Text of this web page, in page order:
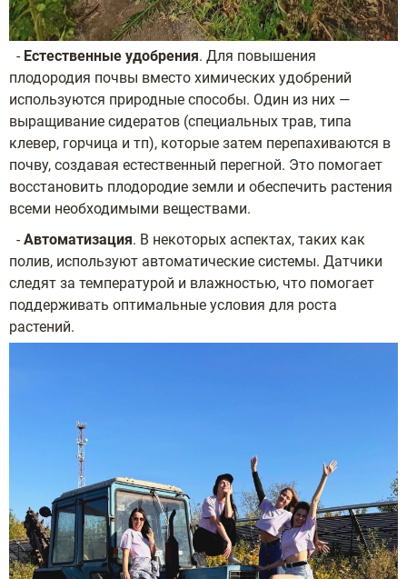
- Естественные удобрения. Для повышения
плодородия почвы вместо химических удобрений
используются природные способы. Один из них —
выращивание сидератов (специальных трав, типа
клевер, горчица и тп), которые затем перепахиваются в
почву, создавая естественный перегной. Это помогает
восстановить плодородие земли и обеспечить растения
всеми необходимыми веществами.
-Автоматизация. В некоторых аспектах, таких как
полив, используют автоматические системы. Датчики
следят за температурой и влажностью, что помогает
поддерживать оптимальные условия для роста
растений.